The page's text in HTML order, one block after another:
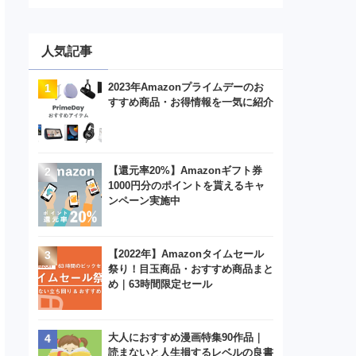
人気記事
2023年Amazonプライムデーのお
すすめ商品・お得情報を一気に紹介
【還元率20%】Amazonギフト券
1000円分のポイントを貰えるキャ
ンペーン実施中
【2022年】Amazonタイムセール
祭り！目玉商品・おすすめ商品まと
め｜63時間限定セール
大人におすすめ漫画特集90作品｜
読まないと人生損するレベルの良書